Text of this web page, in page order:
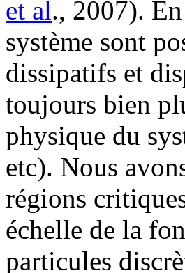
et al., 2007).
système sont
dissipatifs et
toujours bien
physique du
etc). Nous
régions
échelle de la
particules